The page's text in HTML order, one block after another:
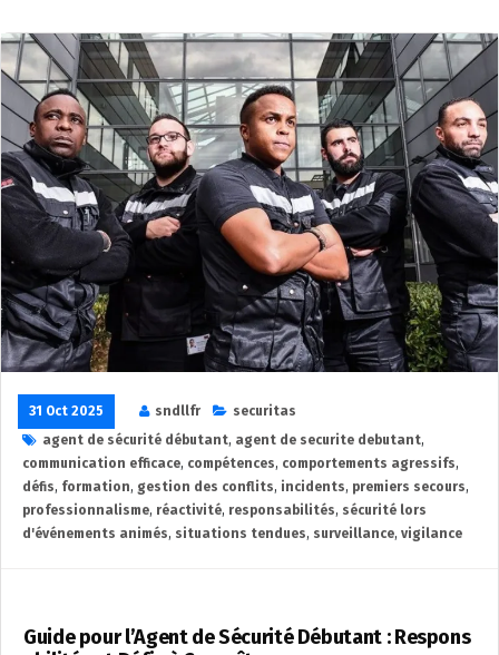
31 Oct 2025 sndllfr
securitas
agent de sécurité débutant, agent de securite debutant,
communication efficace, compétences, comportements agressifs,
défis, formation, gestion des conflits, incidents, premiers secours,
professionnalisme, réactivité, responsabilités, sécurité lors
d'événements animés, situations tendues, surveillance, vigilance
Guide pour l’Agent de Sécurité Débutant : Respons